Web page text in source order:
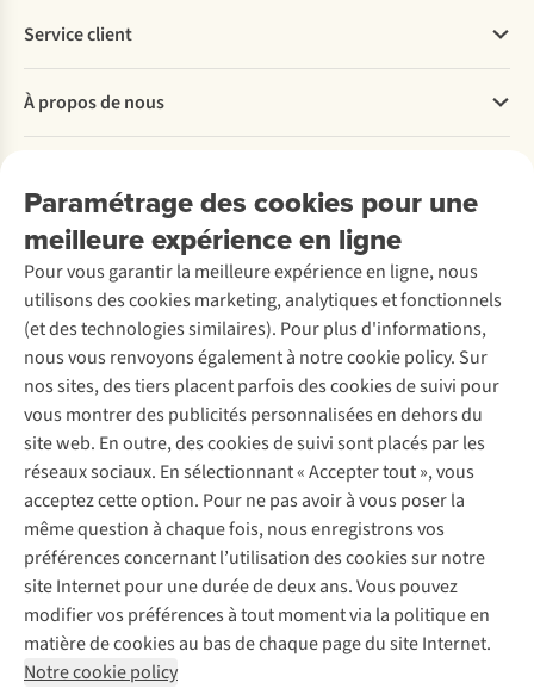
Paramétrage des cookies pour une
meilleure expérience en ligne
Pour vous garantir la meilleure expérience en ligne, nous
utilisons des cookies marketing, analytiques et fonctionnels
(et des technologies similaires). Pour plus d'informations,
nous vous renvoyons également à notre cookie policy. Sur
nos sites, des tiers placent parfois des cookies de suivi pour
vous montrer des publicités personnalisées en dehors du
site web. En outre, des cookies de suivi sont placés par les
réseaux sociaux. En sélectionnant « Accepter tout », vous
acceptez cette option. Pour ne pas avoir à vous poser la
même question à chaque fois, nous enregistrons vos
préférences concernant l’utilisation des cookies sur notre
site Internet pour une durée de deux ans. Vous pouvez
modifier vos préférences à tout moment via la politique en
matière de cookies au bas de chaque page du site Internet.
Notre cookie policy
Service client
Commander
Payer
Retourner
Rétractation d'une commande
Entretien & réparations
Garantie
Contactez-nous
À propos de nous
Entreprise responsable
À propos d’Ayacucho
Nos magasins
À propos d’A.S.Adventure
Déclaration d'accessibilité
Location / Location sports d’hiver
Seconde-main
Entretien de ski
Service de lavage
Entretien de chaussures
Réparation de chaussures
Réparation de vêtements
Retouches
Pour les entreprises
Découvrez
A.S.Magazine
Explore Camp
Expertise & conseils
Abonnez-vous à la newsletter
Suivez-nous
Mentions légales
Politique de confidentialité
Conditions générales
Cookie Policy